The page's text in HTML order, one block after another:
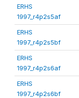
ERHS
1997_r4p2s5af
ERHS
1997_r4p2s5bf
ERHS
1997_r4p2s6af
ERHS
1997_r4p2s6bf